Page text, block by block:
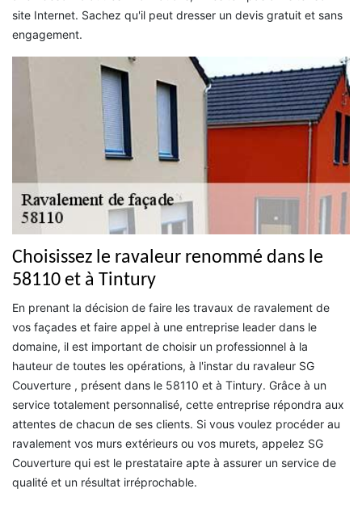
site Internet. Sachez qu'il peut dresser un devis gratuit et sans
engagement.
Choisissez le ravaleur renommé dans le
58110 et à Tintury
En prenant la décision de faire les travaux de ravalement de
vos façades et faire appel à une entreprise leader dans le
domaine, il est important de choisir un professionnel à la
hauteur de toutes les opérations, à l'instar du ravaleur SG
Couverture , présent dans le 58110 et à Tintury. Grâce à un
service totalement personnalisé, cette entreprise répondra aux
attentes de chacun de ses clients. Si vous voulez procéder au
ravalement vos murs extérieurs ou vos murets, appelez SG
Couverture qui est le prestataire apte à assurer un service de
qualité et un résultat irréprochable.